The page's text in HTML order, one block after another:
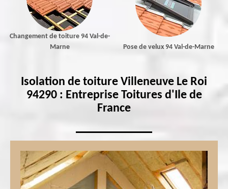
Changement de toiture 94 Val-de-
Marne
Pose de velux 94 Val-de-Marne
Isolation de toiture Villeneuve Le Roi
94290 : Entreprise Toitures d'Ile de
France